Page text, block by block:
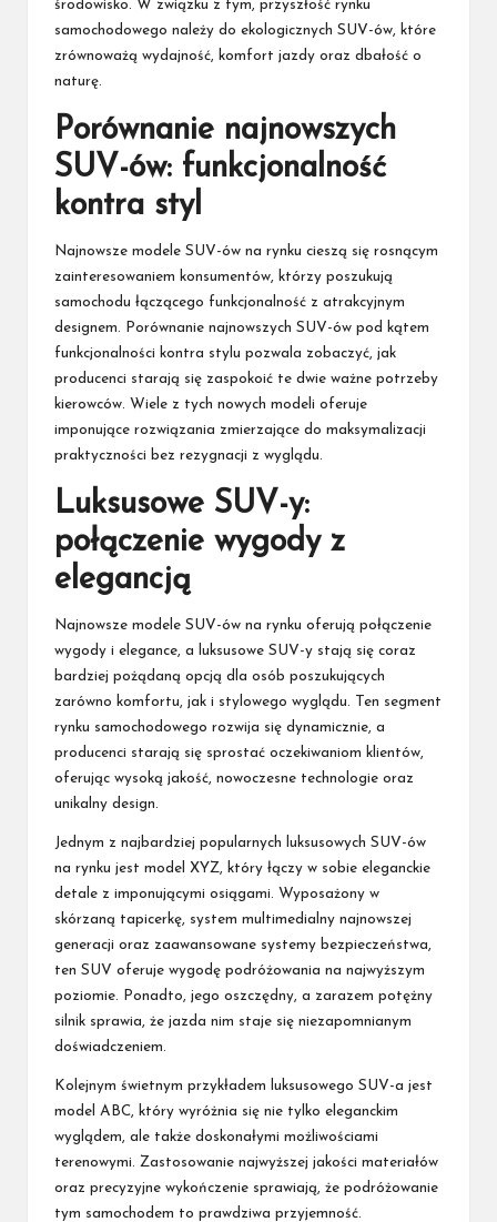
środowisko. W związku z tym, przyszłość rynku
samochodowego należy do ekologicznych SUV-ów, które
zrównoważą wydajność, komfort jazdy oraz dbałość o
naturę.
Porównanie najnowszych
SUV-ów: funkcjonalność
kontra styl
Najnowsze modele SUV-ów na rynku cieszą się rosnącym
zainteresowaniem konsumentów, którzy poszukują
samochodu łączącego funkcjonalność z atrakcyjnym
designem. Porównanie najnowszych SUV-ów pod kątem
funkcjonalności kontra stylu pozwala zobaczyć, jak
producenci starają się zaspokoić te dwie ważne potrzeby
kierowców. Wiele z tych nowych modeli oferuje
imponujące rozwiązania zmierzające do maksymalizacji
praktyczności bez rezygnacji z wyglądu.
Luksusowe SUV-y:
połączenie wygody z
elegancją
Najnowsze modele SUV-ów na rynku oferują połączenie
wygody i elegance, a luksusowe SUV-y stają się coraz
bardziej pożądaną opcją dla osób poszukujących
zarówno komfortu, jak i stylowego wyglądu. Ten segment
rynku samochodowego rozwija się dynamicznie, a
producenci starają się sprostać oczekiwaniom klientów,
oferując wysoką jakość, nowoczesne technologie oraz
unikalny design.
Jednym z najbardziej popularnych luksusowych SUV-ów
na rynku jest model XYZ, który łączy w sobie eleganckie
detale z imponującymi osiągami. Wyposażony w
skórzaną tapicerkę, system multimedialny najnowszej
generacji oraz zaawansowane systemy bezpieczeństwa,
ten SUV oferuje wygodę podróżowania na najwyższym
poziomie. Ponadto, jego oszczędny, a zarazem potężny
silnik sprawia, że jazda nim staje się niezapomnianym
doświadczeniem.
Kolejnym świetnym przykładem luksusowego SUV-a jest
model ABC, który wyróżnia się nie tylko eleganckim
wyglądem, ale także doskonałymi możliwościami
terenowymi. Zastosowanie najwyższej jakości materiałów
oraz precyzyjne wykończenie sprawiają, że podróżowanie
tym samochodem to prawdziwa przyjemność.